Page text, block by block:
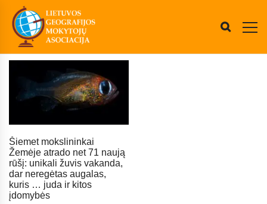
Šiemet mokslininkai
Žemėje atrado net 71 naują
rūšį: unikali žuvis vakanda,
dar neregėtas augalas,
kuris … juda ir kitos
įdomybės